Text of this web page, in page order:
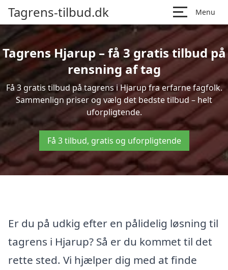
Tagrens-tilbud.dk Menu
Tagrens Hjarup – få 3 gratis tilbud på
rensning af tag
Få 3 gratis tilbud på tagrens i Hjarup fra erfarne fagfolk.
Sammenlign priser og vælg det bedste tilbud – helt
uforpligtende.
Få 3 tilbud, gratis og uforpligtende
Er du på udkig efter en pålidelig løsning til
tagrens i Hjarup? Så er du kommet til det
rette sted. Vi hjælper dig med at finde